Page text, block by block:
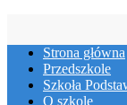
contentStrona główna
Przedszkole
Szkoła
O szkole